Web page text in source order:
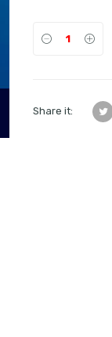
Share it: